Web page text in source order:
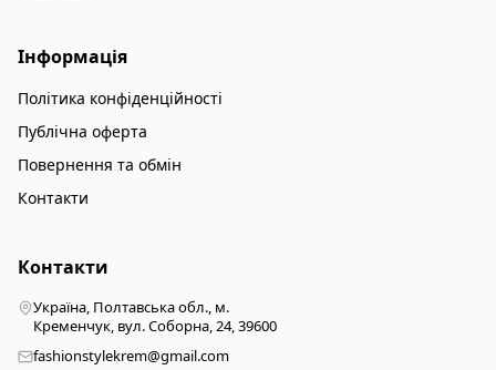
Інформація
Політика конфіденційності
Публічна оферта
Повернення та обмін
Контакти
Контакти
Україна, Полтавська обл., м.
Кременчук, вул. Соборна, 24, 39600
fashionstylekrem@gmail.com